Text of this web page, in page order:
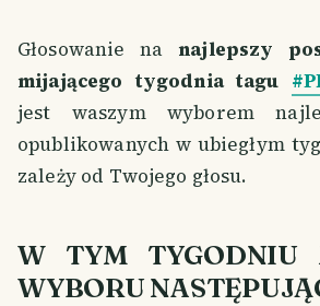
Głosowanie nanajlepszy
mijającego tygodnia tagu
jest waszym wyborem
opublikowanych w ubiegłym
zależy od Twojego głosu.
W TYM TYGODNIU
WYBORU